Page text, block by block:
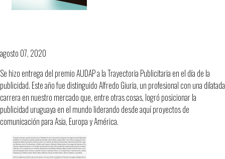
agosto 07, 2020
Se hizo entrega del premio AUDAP a la Trayectoria Publicitaria en el día de la
publicidad. Este año fue distinguido Alfredo Giuria, un profesional con una dilatada
carrera en nuestro mercado que, entre otras cosas, logró posicionar la
publicidad uruguaya en el mundo liderando desde aquí proyectos de
comunicación para Asia, Europa y América.